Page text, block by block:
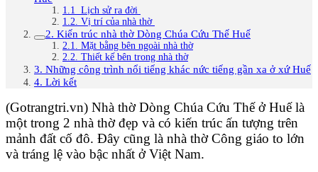
1.1 Lịch sử ra đời
1.2. Vị trí của nhà thờ
2. Kiến trúc nhà thờ Dòng Chúa Cứu Thế Huế
2.1. Mặt bằng bên ngoài nhà thờ
2.2. Thiết kế bên trong nhà thờ
3. Những công trình nổi tiếng khác nức tiếng gần xa ở xứ Huế
4. Lời kết
(Gotrangtri.vn) Nhà thờ Dòng Chúa Cứu Thế ở Huế là
một trong 2 nhà thờ đẹp và có kiến trúc ấn tượng trên
mảnh đất cố đô. Đây cũng là nhà thờ Công giáo to lớn
và tráng lệ vào bậc nhất ở Việt Nam.